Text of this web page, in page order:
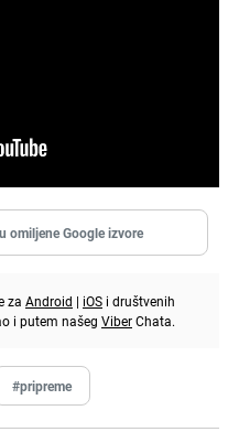
omiljene Google izvore
za Android | iOS i društvenih
i putem našeg ViberChata.
#pripreme